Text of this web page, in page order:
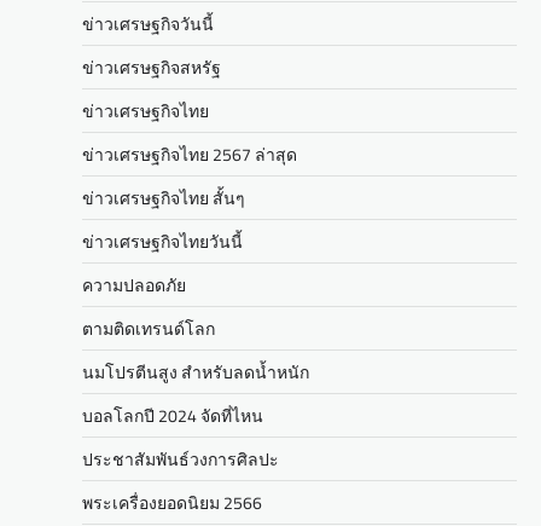
ข่าวเศรษฐกิจวันนี้
ข่าวเศรษฐกิจสหรัฐ
ข่าวเศรษฐกิจไทย
ข่าวเศรษฐกิจไทย 2567 ล่าสุด
ข่าวเศรษฐกิจไทย สั้นๆ
ข่าวเศรษฐกิจไทยวันนี้
ความปลอดภัย
ตามติดเทรนด์โลก
นมโปรตีนสูง สำหรับลดน้ำหนัก
บอลโลกปี 2024 จัดที่ไหน
ประชาสัมพันธ์วงการศิลปะ
พระเครื่องยอดนิยม 2566